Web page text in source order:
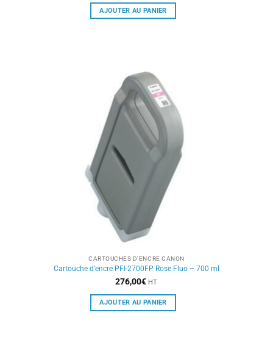
AJOUTER AU PANIER
CARTOUCHES D'ENCRE CANON
Cartouche d’encre PFI-2700FP Rose Fluo – 700 ml
276,00€ HT
AJOUTER AU PANIER